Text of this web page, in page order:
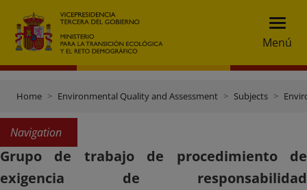
Menú
Home Environmental Quality and Assessment Subjects
Navigation
Grupo de trabajo de procedimiento de
exigencia de responsabilidad